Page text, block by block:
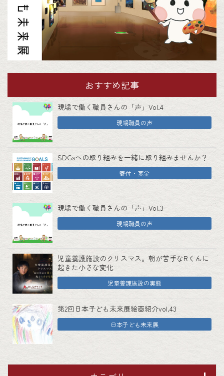
おすすめ記事
現場で働く職員さんの「声」Vol.4
現場職員の声
SDGsへの取り組みを一緒に取り組みませんか？
寄付・募金
現場で働く職員さんの「声」Vol.3
現場職員の声
児童養護施設のクリスマス。朝が苦手なRくんに
起きた小さな変化
児童養護施設の実態
第2回日本子ども未来展絵画紹介vol.43
日本子ども未来展